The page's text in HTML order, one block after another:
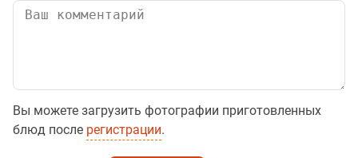
Вы можете загрузить фотографии приготовленных
блюд после регистрации.